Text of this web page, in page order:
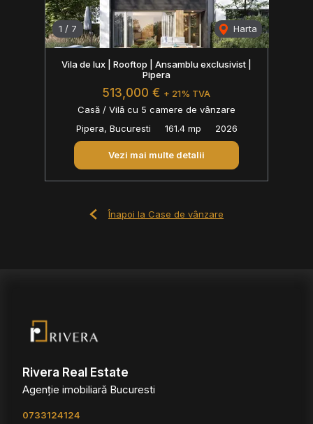
1 / 7 Harta
Vila de lux | Rooftop | Ansamblu exclusivist |
Pipera
513,000 € + 21% TVA
Casă / Vilă cu 5 camere de vânzare
Pipera, Bucuresti
161.4 mp 2026
Vezi mai multe detalii
Înapoi la Case de vânzare
Rivera Real Estate
Agenție imobiliară Bucuresti
0733124124